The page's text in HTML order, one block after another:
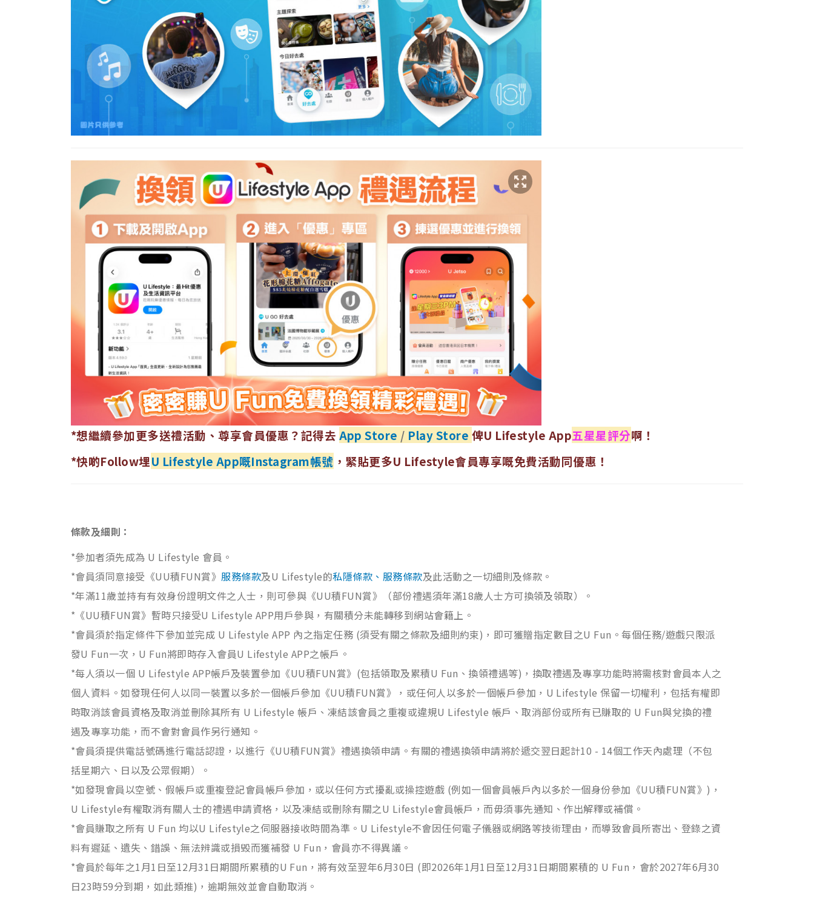
*想繼續參加更多送禮活動、尊享會員優惠？記得去 App Store / Play Store 俾U Lifestyle App五星星評分啊！
*快啲Follow埋U Lifestyle App嘅Instagram帳號 ，緊貼更多U Lifestyle會員專享嘅免費活動同優惠！
條款及細則：
*參加者須先成為 U Lifestyle 會員。
*會員須同意接受《UU積FUN賞》服務條款及U Lifestyle的私隱條款、服務條款及此活動之一切細則及條款。
*年滿11歲並持有有效身份證明文件之人士，則可參與《UU積FUN賞》（部份禮遇須年滿18歲人士方可換領及領取）。
*《UU積FUN賞》暫時只接受U Lifestyle APP用戶參與，有關積分未能轉移到網站會籍上。
*會員須於指定條件下參加並完成 U Lifestyle APP 內之指定任務 (須受有關之條款及細則約束)，即可獲贈指定數目之U Fun。每個任務/遊戲只限派
發U Fun一次，U Fun將即時存入會員U Lifestyle APP之帳戶。
*每人須以一個 U Lifestyle APP帳戶及裝置參加《UU積FUN賞》(包括領取及累積U Fun、換領禮遇等)，換取禮遇及專享功能時將需核對會員本人之
個人資料。如發現任何人以同一裝置以多於一個帳戶參加《UU積FUN賞》，或任何人以多於一個帳戶參加，U Lifestyle 保留一切權利，包括有權即
時取消該會員資格及取消並刪除其所有 U Lifestyle 帳戶、凍結該會員之重複或違規U Lifestyle 帳戶、取消部份或所有已賺取的 U Fun與兌換的禮
遇及專享功能，而不會對會員作另行通知。
*會員須提供電話號碼進行電話認證，以進行《UU積FUN賞》禮遇換領申請。有關的禮遇換領申請將於遞交翌日起計10 - 14個工作天內處理（不包
括星期六、日以及公眾假期）。
*如發現會員以空號、假帳戶或重複登記會員帳戶參加，或以任何方式擾亂或操控遊戲 (例如一個會員帳戶內以多於一個身份參加《UU積FUN賞》)，
U Lifestyle有權取消有關人士的禮遇申請資格，以及凍結或刪除有關之U Lifestyle會員帳戶，而毋須事先通知、作出解釋或補償。
*會員賺取之所有 U Fun 均以U Lifestyle之伺服器接收時間為準。U Lifestyle不會因任何電子儀器或網路等技術理由，而導致會員所寄出、登錄之資
料有遲延、遺失、錯誤、無法辨識或損毁而獲補發 U Fun，會員亦不得異議。
*會員於每年之1月1日至12月31日期間所累積的U Fun，將有效至翌年6月30日 (即2026年1月1日至12月31日期間累積的 U Fun，會於2027年6月30
日23時59分到期，如此類推)，逾期無效並會自動取消。